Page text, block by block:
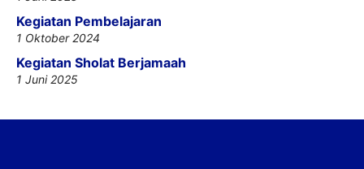
Kegiatan Pembelajaran
1 Oktober 2024
Kegiatan Sholat Berjamaah
1 Juni 2025